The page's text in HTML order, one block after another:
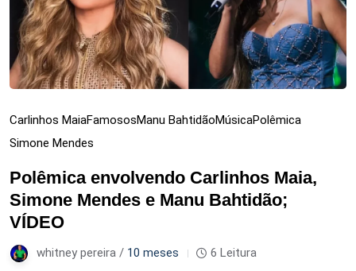
Carlinhos MaiaFamososManu BahtidãoMúsicaPolêmica
Simone Mendes
Polêmica envolvendo Carlinhos Maia,
Simone Mendes e Manu Bahtidão;
VÍDEO
whitney pereira / 10 meses 6 Leitura